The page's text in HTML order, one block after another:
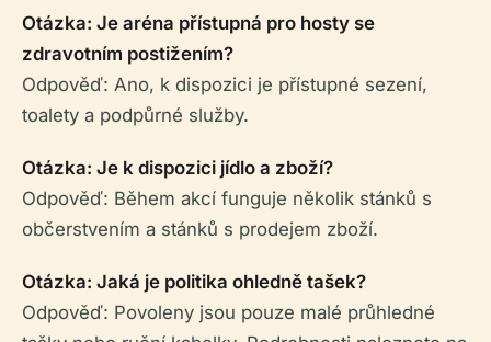
Otázka: Je aréna přístupná pro hosty se
zdravotním postižením?
Odpověď: Ano, k dispozici je přístupné sezení,
toalety a podpůrné služby.
Otázka: Je k dispozici jídlo a zboží?
Odpověď: Během akcí funguje několik stánků s
občerstvením a stánků s prodejem zboží.
Otázka: Jaká je politika ohledně tašek?
Odpověď: Povoleny jsou pouze malé průhledné